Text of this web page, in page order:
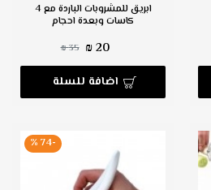
ابريق للمشروبات الباردة مع 4
كاسات وبعدة احجام
20 ₪
35 ₪
اضافة للسلة
-74 %